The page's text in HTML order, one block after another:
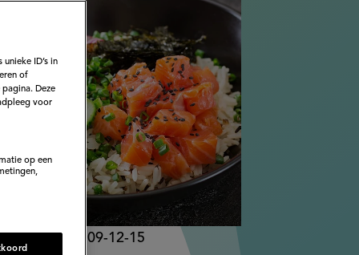
op:
09-12-15
ID’s in
of
Deze
voor
op een